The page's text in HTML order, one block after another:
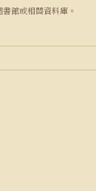
館或相關資料庫。